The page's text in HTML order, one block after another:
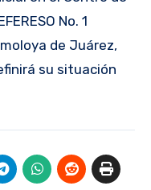
No. 1
de Juárez,
su situación